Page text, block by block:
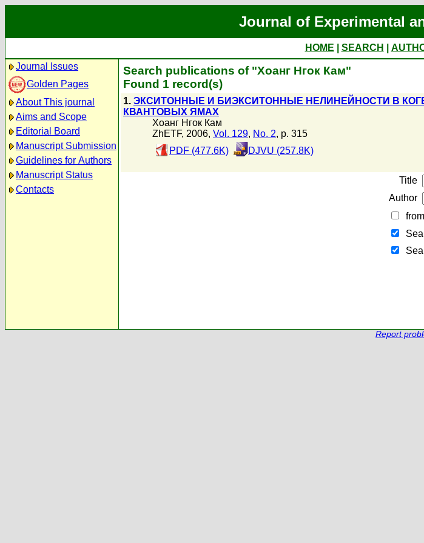
Journal of Experimental
HOME SEARCH
Journal Issues
Golden Pages
About This journal
Aims and Scope
Editorial Board
Manuscript Submission
Guidelines for Authors
Manuscript Status
Contacts
Search publications of "Хоанг Нгок Кам"
Found 1 record(s)
1. ЭКСИТОННЫЕ И БИЭКСИТОННЫЕ НЕЛИНЕЙНОСТИ В
КВАНТОВЫХ ЯМАХ
Хоанг Нгок Кам
ZhETF, 2006, Vol. 129, No. 2, p. 315
PDF (477.6K)
DJVU (257.8K)
Title
Author
from
Report